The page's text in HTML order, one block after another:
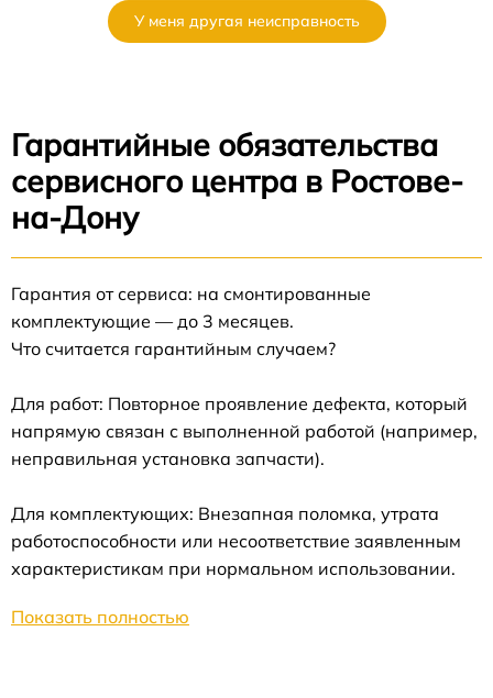
У меня другая неисправность
Гарантийные обязательства
сервисного центра в Ростове-
на-Дону
Гарантия от сервиса: на смонтированные
комплектующие — до 3 месяцев.
Что считается гарантийным случаем?
Для работ: Повторное проявление дефекта, который
напрямую связан с выполненной работой (например,
неправильная установка запчасти).
Для комплектующих: Внезапная поломка, утрата
работоспособности или несоответствие заявленным
характеристикам при нормальном использовании.
Показать полностью